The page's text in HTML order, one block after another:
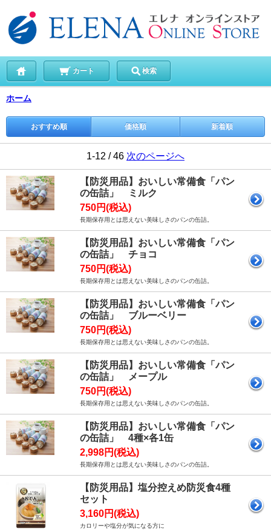
カート 検索
ホーム
おすすめ順 価格順 新着順
1-12 / 46 次のページへ
【防災用品】おいしい常備食「パン
の缶詰」 ミルク
750円(税込)
長期保存用とは思えない美味しさのパンの缶詰。
【防災用品】おいしい常備食「パン
の缶詰」 チョコ
750円(税込)
長期保存用とは思えない美味しさのパンの缶詰。
【防災用品】おいしい常備食「パン
の缶詰」 ブルーベリー
750円(税込)
長期保存用とは思えない美味しさのパンの缶詰。
【防災用品】おいしい常備食「パン
の缶詰」 メープル
750円(税込)
長期保存用とは思えない美味しさのパンの缶詰。
【防災用品】おいしい常備食「パン
の缶詰」 4種×各1缶
2,998円(税込)
長期保存用とは思えない美味しさのパンの缶詰。
【防災用品】塩分控えめ防災食4種
セット
3,160円(税込)
カロリーや塩分が気になる方に